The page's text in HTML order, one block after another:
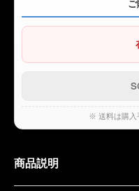
ご
※ 送料は購入
商品説明